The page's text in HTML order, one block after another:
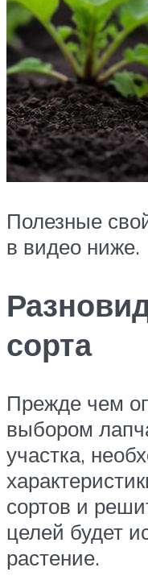
Полезные
в видео ниже.
сорта
Прежде чем
выбором
участка,
сортов и
целей будет
растение.